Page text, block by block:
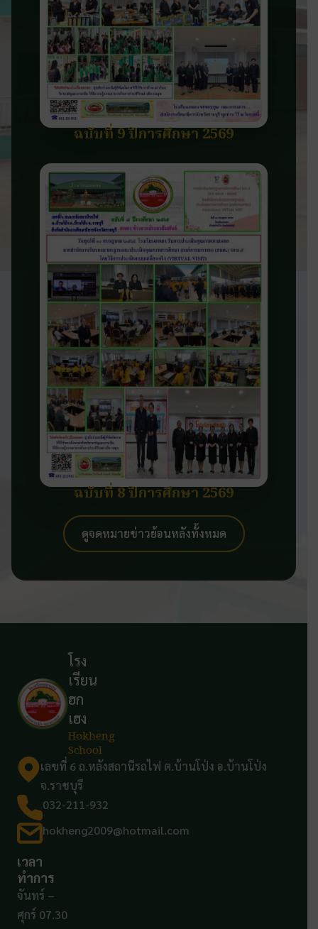
ฉบับที่ 9 ปีการศึกษา 2569
ฉบับที่ 8 ปีการศึกษา 2569
ดูจดหมายข่าวย้อนหลังทั้งหมด
โรง
เรียน
ฮก
เฮง
Hokheng
School
เลขที่ 6 ถ.หลังสถานีรถไฟ ต.บ้านโป่ง อ.บ้านโป่ง
จ.ราชบุรี
032-211-932
hokheng2009@hotmail.com
เวลา
ทำการ
จันทร์ –
ศุกร์ 07.30